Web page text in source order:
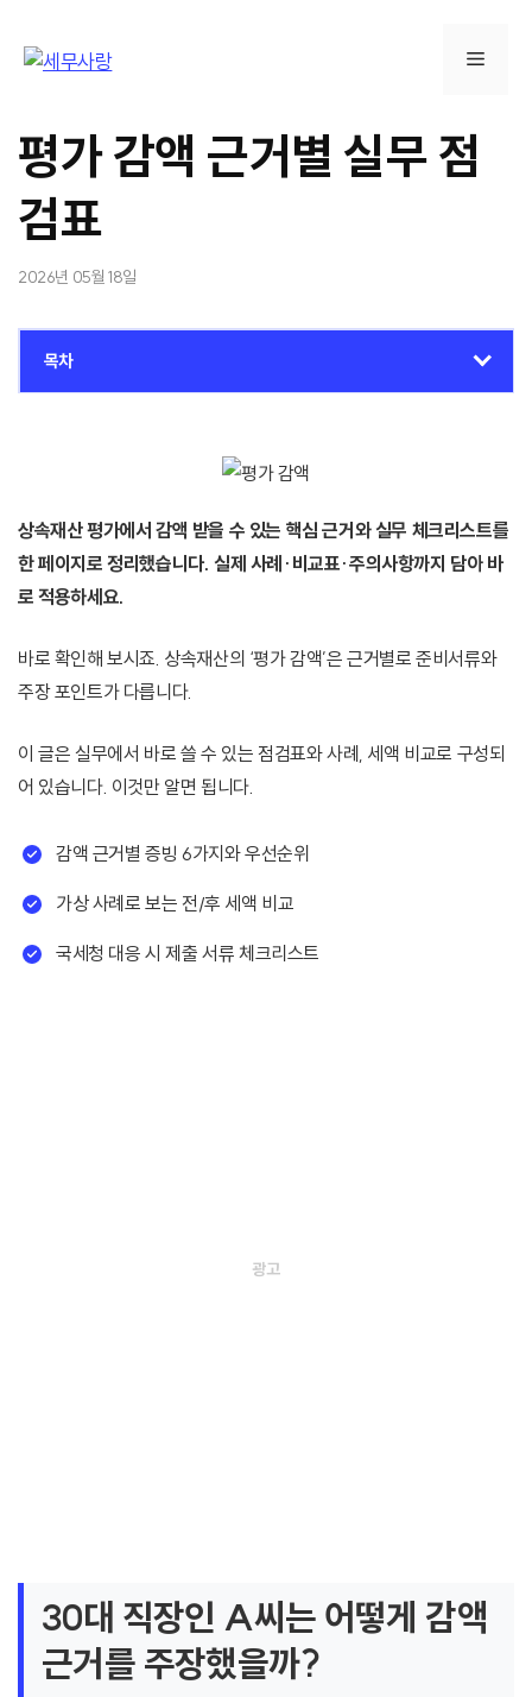
메
평가 감액 근거별 실무 점
검표
2026년 05월 18일
목차
상속재산 평가에서 감액 받을 수 있는 핵심 근거와 실무 체크리스트를
한 페이지로 정리했습니다. 실제 사례·비교표·주의사항까지 담아 바
로 적용하세요.
바로 확인해 보시죠. 상속재산의 ‘평가 감액’은 근거별로 준비서류와
주장 포인트가 다릅니다.
이 글은 실무에서 바로 쓸 수 있는 점검표와 사례, 세액 비교로 구성되
어 있습니다. 이것만 알면 됩니다.
감액 근거별 증빙 6가지와 우선순위
가상 사례로 보는 전/후 세액 비교
국세청 대응 시 제출 서류 체크리스트
30대 직장인 A씨는 어떻게 감액
근거를 주장했을까?